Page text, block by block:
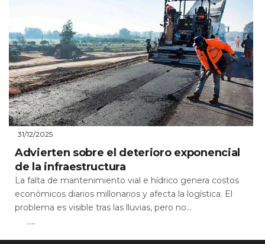
31/12/2025
Advierten sobre el deterioro exponencial
de la infraestructura
La falta de mantenimiento vial e hídrico genera costos
económicos diarios millonarios y afecta la logística. El
problema es visible tras las lluvias, pero no...
Leer Más